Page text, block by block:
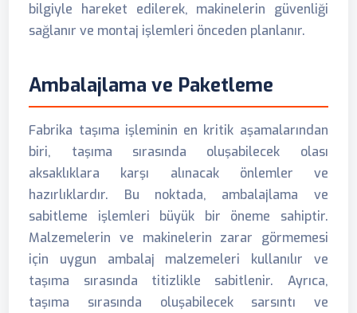
bilgiyle hareket edilerek, makinelerin güvenliği
sağlanır ve montaj işlemleri önceden planlanır.
Ambalajlama ve Paketleme
Fabrika taşıma işleminin en kritik aşamalarından
biri, taşıma sırasında oluşabilecek olası
aksaklıklara karşı alınacak önlemler ve
hazırlıklardır. Bu noktada, ambalajlama ve
sabitleme işlemleri büyük bir öneme sahiptir.
Malzemelerin ve makinelerin zarar görmemesi
için uygun ambalaj malzemeleri kullanılır ve
taşıma sırasında titizlikle sabitlenir. Ayrıca,
taşıma sırasında oluşabilecek sarsıntı ve